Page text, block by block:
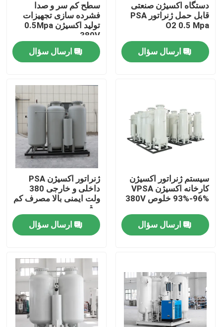
خانه
دربارهی ما
کنترل کیفیت
تماس با ما
مولد نیتروژن N2
مولد نیتروژن PSA
دستگاه اکسیژن صنعتی
قابل حمل ژنراتور PSA
O2 0.5 Mpa
ارسال سؤال
سطح کم سر و صدا
فشرده سازی تجهیزات
تولید اکسیژن 0.5Mpa
380V
ارسال سؤال
سیستم ژنراتور اکسیژن
کارخانه اکسیژن VPSA
93%-96% خلوص 380V
ارسال سؤال
ژنراتور اکسیژن PSA
داخلی و خارجی 380
ولت ایمنی بالا مصرف کم
برق
ارسال سؤال